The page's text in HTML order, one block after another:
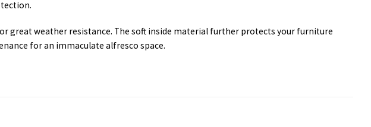
great weather resistance. The soft inside material further protects your furniture
for an immaculate alfresco space.